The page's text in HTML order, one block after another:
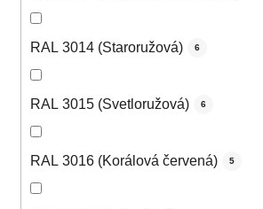
RAL 3014 (Staroružová) 6
RAL 3015 (Svetloružová) 6
RAL 3016 (Korálová červená) 5